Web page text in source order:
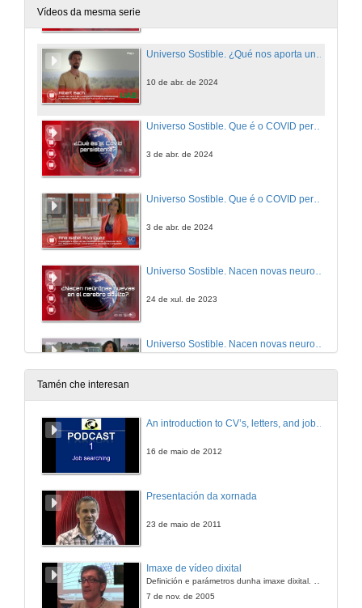
Vídeos da mesma serie
10 de abr. de 2024
Universo Sostible. Que é o COVID persistente?
3 de abr. de 2024
3 de abr. de 2024
Universo Sostible. Nacen novas neuronas no cerebro adulto?
24 de xul. de 2023
24 de xul. de 2023
Tamén che interesan
An introduction to CV’s, letters, and job searching
16 de maio de 2012
Presentación da xornada
23 de maio de 2011
Imaxe de vídeo dixital
7 de nov. de 2005